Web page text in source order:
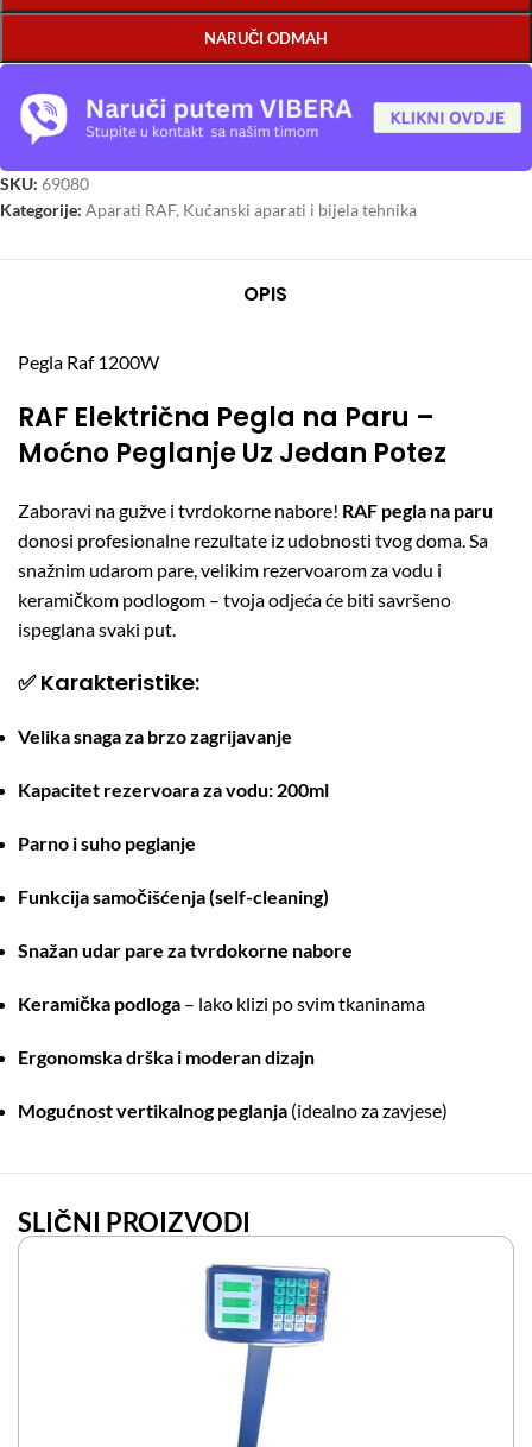
NARUČI ODMAH
SKU: 69080
Kategorije: Aparati RAF, Kućanski aparati i bijela tehnika
OPIS
Pegla Raf 1200W
RAF Električna Pegla na Paru –
Moćno Peglanje Uz Jedan Potez
Zaboravi na gužve i tvrdokorne nabore! RAF pegla na paru
donosi profesionalne rezultate iz udobnosti tvog doma. Sa
snažnim udarom pare, velikim rezervoarom za vodu i
keramičkom podlogom – tvoja odjeća će biti savršeno
ispeglana svaki put.
✅Karakteristike:
Velika snaga za brzo zagrijavanje
Kapacitet rezervoara za vodu: 200ml
Parno i suho peglanje
Funkcija samočišćenja (self-cleaning)
Snažan udar pare za tvrdokorne nabore
Keramička podloga – lako klizi po svim tkaninama
Ergonomska drška i moderan dizajn
Mogućnost vertikalnog peglanja (idealno za zavjese)
SLIČNI PROIZVODI